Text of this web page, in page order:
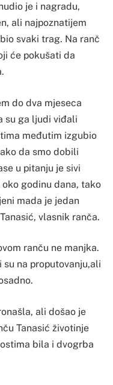
je i nagradu,
ali najpoznatijem
svaki trag. Na ranč
će pokušati da
do dva mjeseca
su ga ljudi viđali
međutim izgubio
da smo dobili
u pitanju je sivi
godinu dana, tako
mada je jedan
vlasnik ranča.
ranču ne manjka.
su na proputovanju,ali
ali došao je
Tanasić životinje
bila i dvogrba